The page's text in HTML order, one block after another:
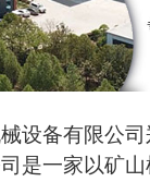
设备有限公
是一家以矿